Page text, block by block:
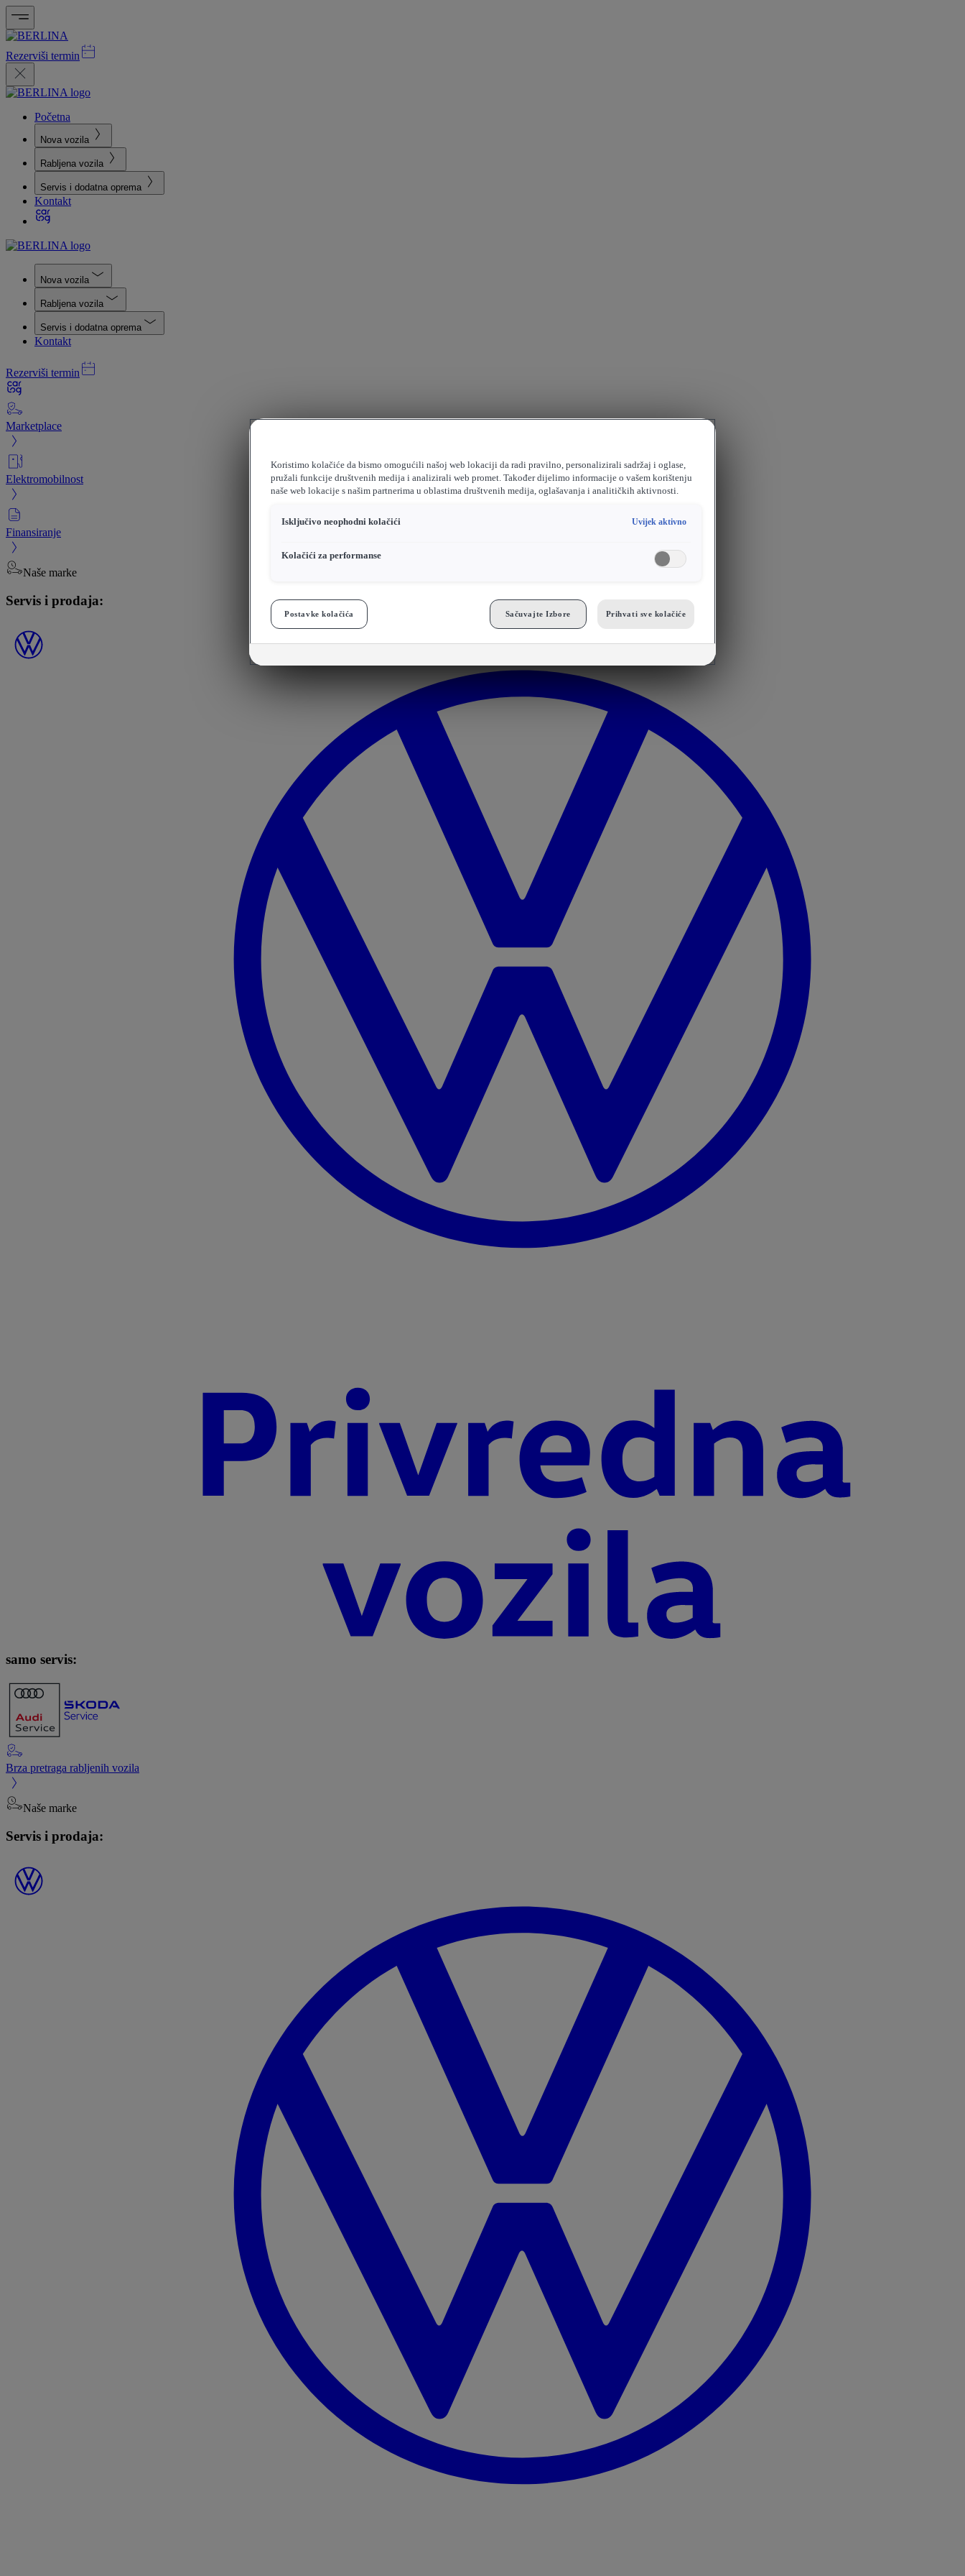
Rezerviši termin
Početna
Nova vozila
Rabljena vozila
Servis i dodatna oprema
Kontakt
Nova vozila
Rabljena vozila
Servis i dodatna oprema
Kontakt
Rezerviši termin
Marketplace
Elektromobilnost
Finansiranje
Naše marke
Servis i prodaja:
samo servis:
Brza pretraga rabljenih vozila
Naše marke
Servis i prodaja:
Koristimo kolačiće da bismo omogućili našoj web lokaciji da radi pravilno, personalizirali sadržaj i oglase,
pružali funkcije društvenih medija i analizirali web promet. Također dijelimo informacije o vašem korištenju
naše web lokacije s našim partnerima u oblastima društvenih medija, oglašavanja i analitičkih aktivnosti.
Isključivo neophodni kolačići Uvijek aktivno
Kolačići za performanse
Postavke kolačića Sačuvajte Izbore Prihvati sve kolačiće